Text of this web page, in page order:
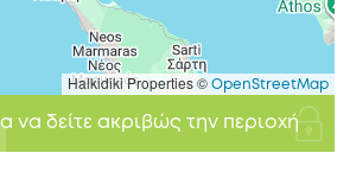
Halkidiki Properties © OpenStreetMap
να δείτε ακριβώς την περιοχή